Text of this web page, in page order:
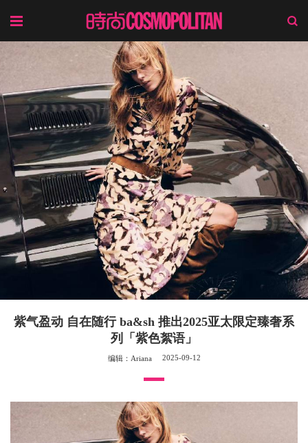
紫气盈动 自在随行 ba&sh 推出2025亚太限定臻奢系
列「紫色絮语」
编辑：Ariana 2025-09-12